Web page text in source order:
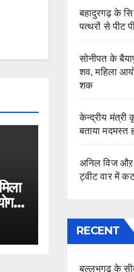
बहादुरगढ़ के
पत्थरों से पीट
सोनीपत के
शव, महिला
शक
केन्द्रीय मंत्री
बताया मदमस्त
अनिल विज
ट्वीट वार में
RECENT
बल्लभगढ़ के